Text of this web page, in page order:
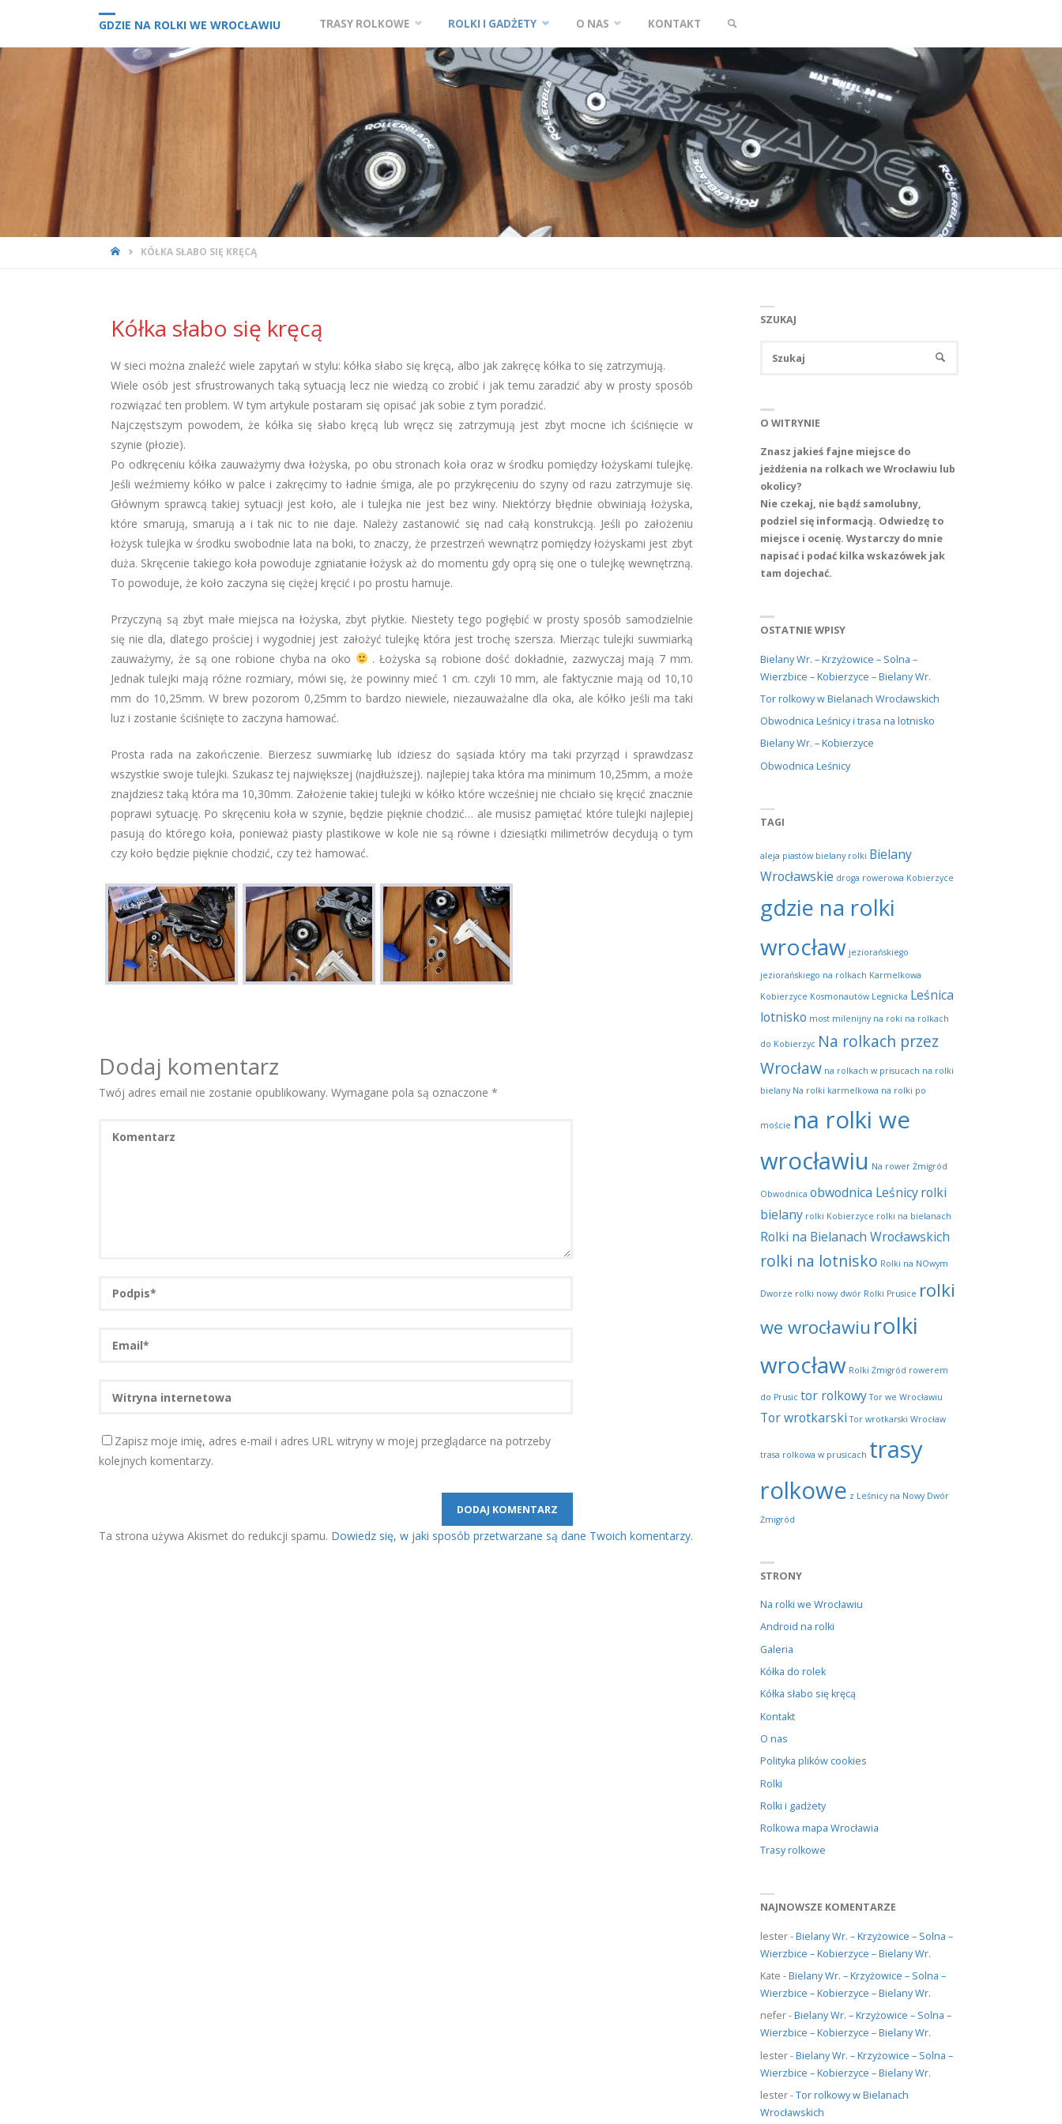
GDZIE NA ROLKI WE WROCŁAWIU Przejdź
treści
TRASY ROLKOWE ROLKI I GADŻETY O NAS KONTAKT
SZUKAJ
STRONA
KÓŁKA SŁABO SIĘ KRĘCĄ
Kółka słabo się kręcą
W sieci można znaleźć wiele zapytań w stylu: kółka słabo się kręcą, albo jak zakręcę kółka to się zatrzymują.
Wiele osób jest sfrustrowanych taką sytuacją lecz nie wiedzą co zrobić i jak temu zaradzić aby w prosty sposób
rozwiązać ten problem. W tym artykule postaram się opisać jak sobie z tym poradzić.
Najczęstszym powodem, że kółka się słabo kręcą lub wręcz się zatrzymują jest zbyt mocne ich ściśnięcie w
szynie (płozie).
Po odkręceniu kółka zauważymy dwa łożyska, po obu stronach koła oraz w środku pomiędzy łożyskami tulejkę.
Jeśli weźmiemy kółko w palce i zakręcimy to ładnie śmiga, ale po przykręceniu do szyny od razu zatrzymuje się.
Głównym sprawcą takiej sytuacji jest koło, ale i tulejka nie jest bez winy. Niektórzy błędnie obwiniają łożyska,
które smarują, smarują a i tak nic to nie daje. Należy zastanowić się nad całą konstrukcją. Jeśli po założeniu
łożysk tulejka w środku swobodnie lata na boki, to znaczy, że przestrzeń wewnątrz pomiędzy łożyskami jest zbyt
duża. Skręcenie takiego koła powoduje zgniatanie łożysk aż do momentu gdy oprą się one o tulejkę wewnętrzną.
To powoduje, że koło zaczyna się ciężej kręcić i po prostu hamuje.
Przyczyną są zbyt małe miejsca na łożyska, zbyt płytkie. Niestety tego pogłębić w prosty sposób samodzielnie
się nie dla, dlatego prościej i wygodniej jest założyć tulejkę która jest trochę szersza. Mierząc tulejki suwmiarką
zauważymy, że są one robione chyba na oko
. Łożyska są robione dość dokładnie, zazwyczaj mają 7 mm.
Jednak tulejki mają różne rozmiary, mówi się, że powinny mieć 1 cm. czyli 10 mm, ale faktycznie mają od 10,10
mm do 10,25mm. W brew pozorom 0,25mm to bardzo niewiele, niezauważalne dla oka, ale kółko jeśli ma taki
luz i zostanie ściśnięte to zaczyna hamować.
Prosta rada na zakończenie. Bierzesz suwmiarkę lub idziesz do sąsiada który ma taki przyrząd i sprawdzasz
wszystkie swoje tulejki. Szukasz tej największej (najdłuższej). najlepiej taka która ma minimum 10,25mm, a może
znajdziesz taką która ma 10,30mm. Założenie takiej tulejki w kółko które wcześniej nie chciało się kręcić znacznie
poprawi sytuację. Po skręceniu koła w szynie, będzie pięknie chodzić… ale musisz pamiętać które tulejki najlepiej
pasują do którego koła, ponieważ piasty plastikowe w kole nie są równe i dziesiątki milimetrów decydują o tym
czy koło będzie pięknie chodzić, czy też hamować.
Dodaj komentarz
Twój adres email nie zostanie opublikowany. Wymagane pola są oznaczone *
Zapisz moje imię, adres e-mail i adres URL witryny w mojej przeglądarce na potrzeby
kolejnych komentarzy.
Ta strona używa Akismet do redukcji spamu. Dowiedz się, w jaki sposób przetwarzane są dane Twoich komentarzy.
SZUKAJ
SZUKAJ
O WITRYNIE
Znasz jakieś fajne miejsce do
jeżdżenia na rolkach we Wrocławiu lub
okolicy?
Nie czekaj, nie bądź samolubny,
podziel się informacją. Odwiedzę to
miejsce i ocenię. Wystarczy do mnie
napisać i podać kilka wskazówek jak
tam dojechać.
OSTATNIE WPISY
Bielany Wr. – Krzyżowice – Solna –
Wierzbice – Kobierzyce – Bielany Wr.
Tor rolkowy w Bielanach Wrocławskich
Obwodnica Leśnicy i trasa na lotnisko
Bielany Wr. – Kobierzyce
Obwodnica Leśnicy
TAGI
aleja piastów bielany rolki Bielany
Wrocławskie droga rowerowa Kobierzyce
gdzie na rolki
wrocław jeziorańskiego
jeziorańskiego na rolkach Karmelkowa
Kobierzyce Kosmonautów Legnicka Leśnica
lotnisko most milenijny na roki na rolkach
do Kobierzyc Na rolkach przez
Wrocław na rolkach w prisucach na rolki
bielany Na rolki karmelkowa na rolki po
moście na rolki we
wrocławiu Na rower Żmigród
Obwodnica obwodnica Leśnicy rolki
bielany rolki Kobierzyce rolki na bielanach
Rolki na Bielanach Wrocławskich
rolki na lotnisko Rolki na NOwym
Dworze rolki nowy dwór Rolki Prusice rolki
we wrocławiu rolki
wrocław Rolki Żmigród rowerem
do Prusic tor rolkowy Tor we Wrocławiu
Tor wrotkarski Tor wrotkarski Wrocław
trasa rolkowa w prusicach trasy
rolkowe z Leśnicy na Nowy Dwór
Żmigród
STRONY
Na rolki we Wrocławiu
Android na rolki
Galeria
Kółka do rolek
Kółka słabo się kręcą
Kontakt
O nas
Polityka plików cookies
Rolki
Rolki i gadżety
Rolkowa mapa Wrocławia
Trasy rolkowe
NAJNOWSZE KOMENTARZE
lester-Bielany Wr. – Krzyżowice – Solna –
Wierzbice – Kobierzyce – Bielany Wr.
Kate -Bielany Wr. – Krzyżowice – Solna –
Wierzbice – Kobierzyce – Bielany Wr.
nefer-Bielany Wr. – Krzyżowice – Solna –
Wierzbice – Kobierzyce – Bielany Wr.
lester-Bielany Wr. – Krzyżowice – Solna –
Wierzbice – Kobierzyce – Bielany Wr.
lester-Tor rolkowy w Bielanach
Wrocławskich